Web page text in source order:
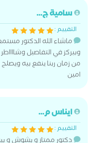
سامية ج...
التقييم :
ماشاء الله الدكتور
وبيركز في التفاصيل
من زمان ربنا ينفع بيه
امين
ايناس م...
التقييم :